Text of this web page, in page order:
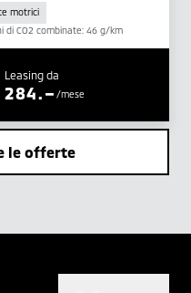
motrici
di CO2 combinate: 46 g/km
Leasing da
284.– /mese
le offerte